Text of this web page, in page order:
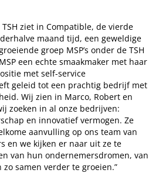
TSH ziet in Compatible, de vierde
maand tijd, een geweldige
groep MSP’s onder de TSH
een echte smaakmaker met haar
met self-service
geleid tot een prachtig bedrijf met
Wij zien in Marco, Robert en
zoeken in al onze bedrijven:
en innovatief vermogen. Ze
aanvulling op ons team van
en we kijken er naar uit ze te
van hun ondernemersdromen, van
samen verder te groeien.”